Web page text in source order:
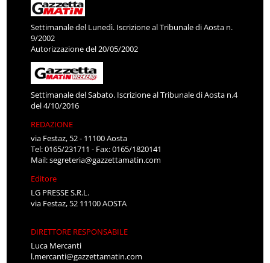
Settimanale del Lunedì. Iscrizione al Tribunale di Aosta n.
9/2002
Autorizzazione del 20/05/2002
Settimanale del Sabato. Iscrizione al Tribunale di Aosta n.4
del 4/10/2016
REDAZIONE
via Festaz, 52 - 11100 Aosta
Tel: 0165/231711 - Fax: 0165/1820141
Mail:segreteria@gazzettamatin.com
Editore
LG PRESSE S.R.L.
via Festaz, 52 11100 AOSTA
DIRETTORE RESPONSABILE
Luca Mercanti
l.mercanti@gazzettamatin.com